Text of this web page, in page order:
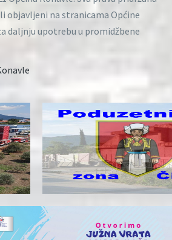
objavljeni na stranicama Općine
daljnju upotrebu u promidžbene